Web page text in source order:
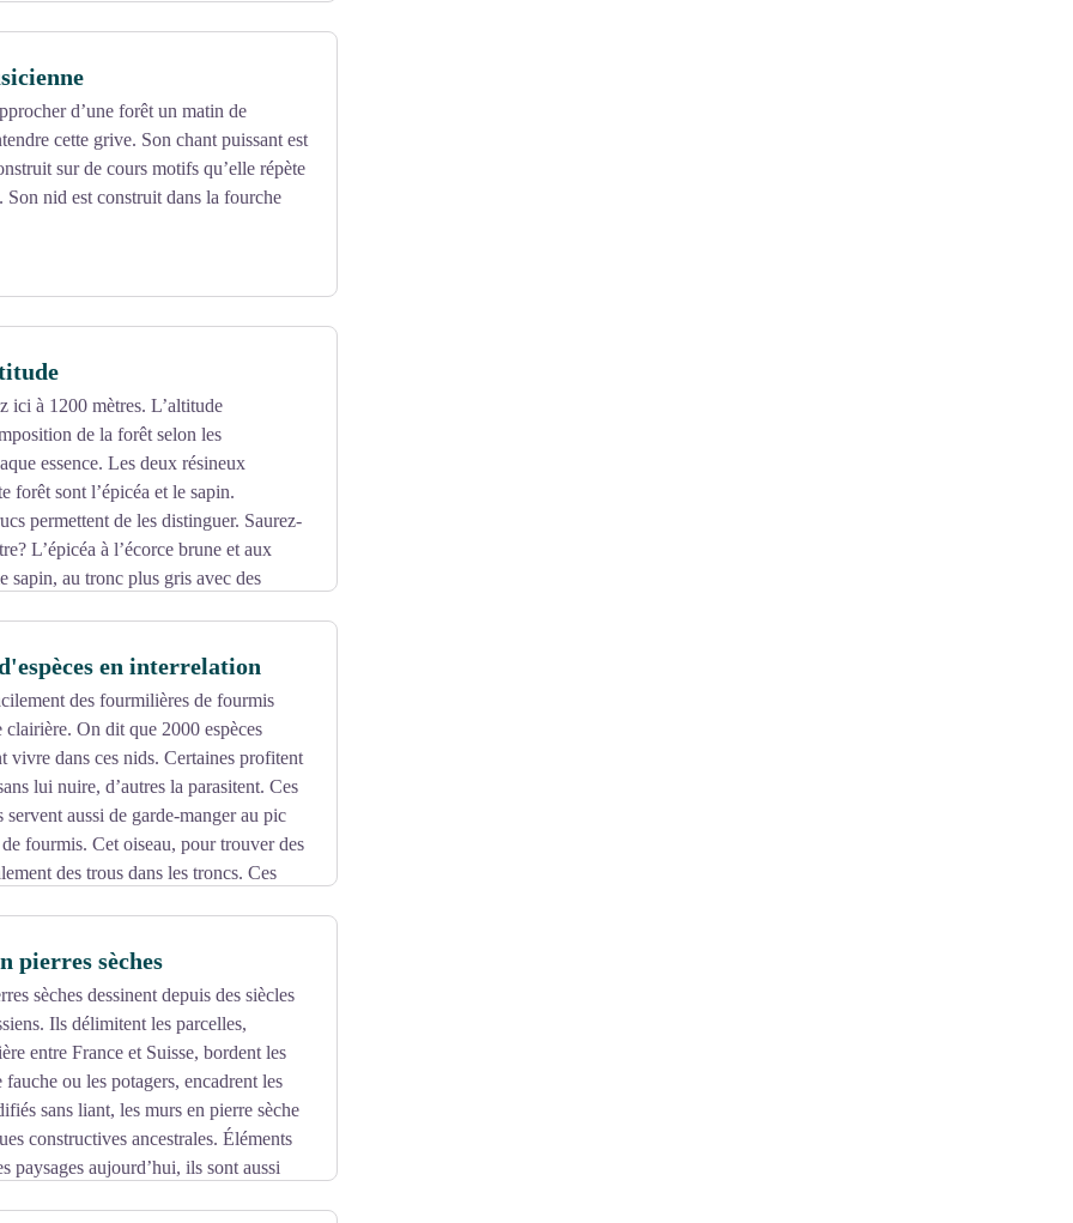
d’une forêt un matin de
cette grive. Son chant puissant est
sur de cours motifs qu’elle répète
nid est construit dans la fourche
ici à 1200 mètres. L’altitude
de la forêt selon les
essence. Les deux résineux
forêt sont l’épicéa et le sapin.
permettent de les distinguer. Saurez-
L’épicéa à l’écorce brune et aux
sapin, au tronc plus gris avec des
en interrelation
des fourmilières de fourmis
clairière. On dit que 2000 espèces
vivre dans ces nids. Certaines profitent
lui nuire, d’autres la parasitent. Ces
servent aussi de garde-manger au pic
fourmis. Cet oiseau, pour trouver des
des trous dans les troncs. Ces
pierres sèches
sèches dessinent depuis des siècles
Ils délimitent les parcelles,
entre France et Suisse, bordent les
fauche ou les potagers, encadrent les
sans liant, les murs en pierre sèche
constructives ancestrales. Éléments
paysages aujourd’hui, ils sont aussi